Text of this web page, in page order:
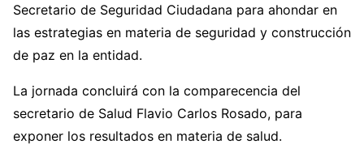
Secretario de Seguridad Ciudadana para ahondar en
las estrategias en materia de seguridad y construcción
de paz en la entidad.
La jornada concluirá con la comparecencia del
secretario de Salud Flavio Carlos Rosado, para
exponer los resultados en materia de salud.